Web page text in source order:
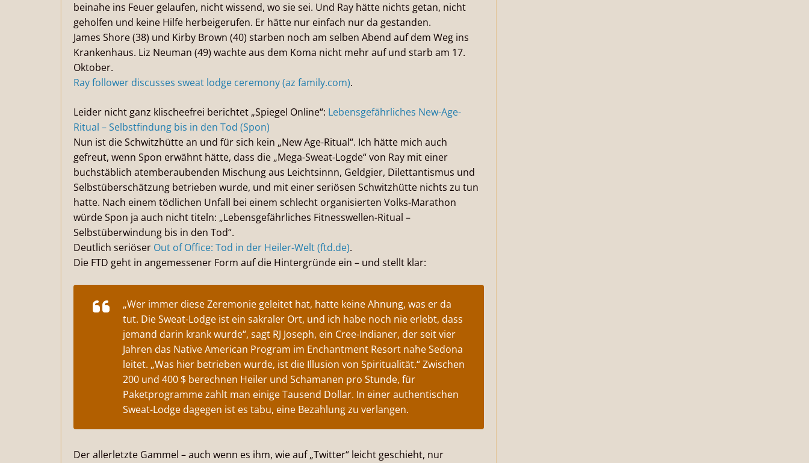
beinahe ins Feuer gelaufen, nicht wissend, wo sie sei. Und Ray hätte nichts getan, nicht
geholfen und keine Hilfe herbeigerufen. Er hätte nur einfach nur da gestanden.
James Shore (38) und Kirby Brown (40) starben noch am selben Abend auf dem Weg ins
Krankenhaus. Liz Neuman (49) wachte aus dem Koma nicht mehr auf und starb am 17.
Oktober.
Ray follower discusses sweat lodge ceremony (az family.com).
Leider nicht ganz klischeefrei berichtet „Spiegel Online“: Lebensgefährliches New-Age-
Ritual – Selbstfindung bis in den Tod (Spon)
Nun ist die Schwitzhütte an und für sich kein „New Age-Ritual“. Ich hätte mich auch
gefreut, wenn Spon erwähnt hätte, dass die „Mega-Sweat-Logde“ von Ray mit einer
buchstäblich atemberaubenden Mischung aus Leichtsinnn, Geldgier, Dilettantismus und
Selbstüberschätzung betrieben wurde, und mit einer seriösen Schwitzhütte nichts zu tun
hatte. Nach einem tödlichen Unfall bei einem schlecht organisierten Volks-Marathon
würde Spon ja auch nicht titeln: „Lebensgefährliches Fitnesswellen-Ritual –
Selbstüberwindung bis in den Tod“.
Deutlich seriöser Out of Office: Tod in der Heiler-Welt (ftd.de).
Die FTD geht in angemessener Form auf die Hintergründe ein – und stellt klar:
„Wer immer diese Zeremonie geleitet hat, hatte keine Ahnung, was er da
tut. Die Sweat-Lodge ist ein sakraler Ort, und ich habe noch nie erlebt, dass
jemand darin krank wurde“, sagt RJ Joseph, ein Cree-Indianer, der seit vier
Jahren das Native American Program im Enchantment Resort nahe Sedona
leitet. „Was hier betrieben wurde, ist die Illusion von Spiritualität.“ Zwischen
200 und 400 $ berechnen Heiler und Schamanen pro Stunde, für
Paketprogramme zahlt man einige Tausend Dollar. In einer authentischen
Sweat-Lodge dagegen ist es tabu, eine Bezahlung zu verlangen.
Der allerletzte Gammel – auch wenn es ihm, wie auf „Twitter“ leicht geschieht, nur